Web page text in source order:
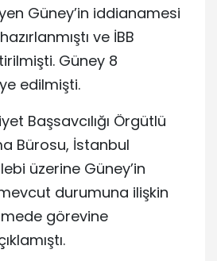
Güney’in iddianamesi
ve İBB
Güney 8
edilmişti.
Başsavcılığı Örgütlü
Bürosu, İstanbul
üzerine Güney’in
durumuna ilişkin
görevine